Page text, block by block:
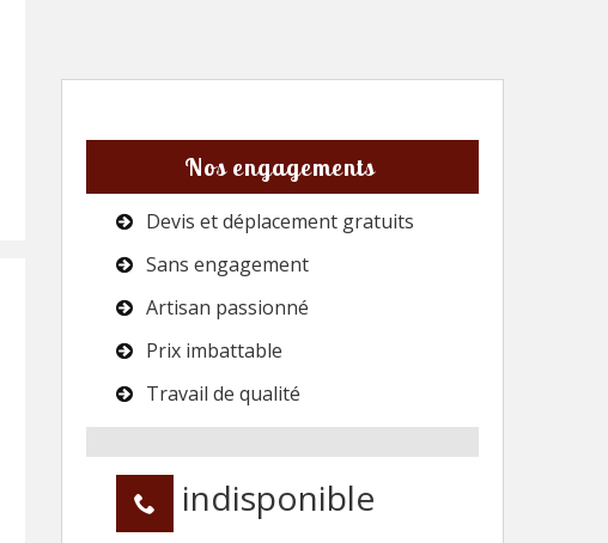
Nos engagements
Devis et déplacement gratuits
Sans engagement
Artisan passionné
Prix imbattable
Travail de qualité
indisponible